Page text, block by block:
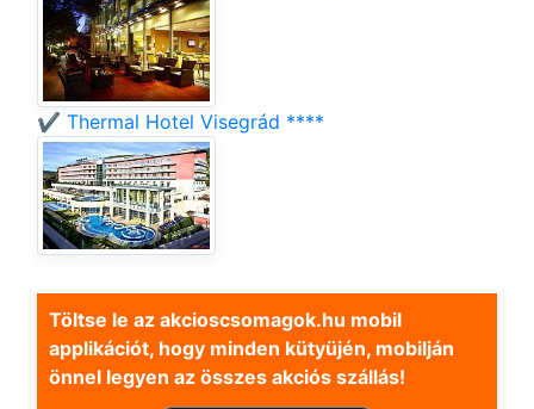
✔️ Thermal Hotel Visegrád ****
Töltse le az akcioscsomagok.hu mobil
applikációt, hogy minden kütyüjén, mobilján
önnel legyen az összes akciós szállás!